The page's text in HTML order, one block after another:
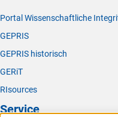
Portal Wissenschaftliche
GEPRIS
GEPRIS historisch
GERiT
RIsources
Service